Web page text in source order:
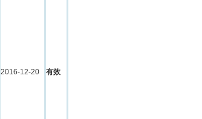
2016-12-20 有效